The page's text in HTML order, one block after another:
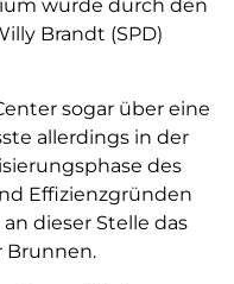
wurde durch den
Brandt (SPD)
sogar über eine
allerdings in der
des
Effizienzgründen
dieser Stelle das
Brunnen.